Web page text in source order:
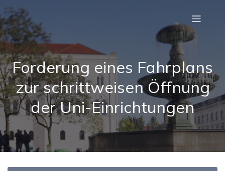
Forderung eines Fahrplans
zur schrittweisen Öffnung
der Uni-Einrichtungen